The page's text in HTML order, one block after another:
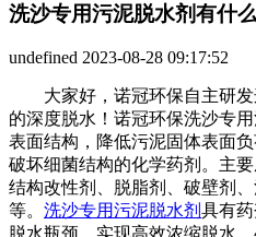
洗沙专用污泥脱水剂有什
undefined 2023-08-28 09:17:52
大家好，诺冠环保自主研
的深度脱水！诺冠环保洗沙专
表面结构，降低污泥固体表面
破坏细菌结构的化学药剂。主
结构改性剂、脱脂剂、破壁剂
等。 洗沙专用污泥脱水剂 具有